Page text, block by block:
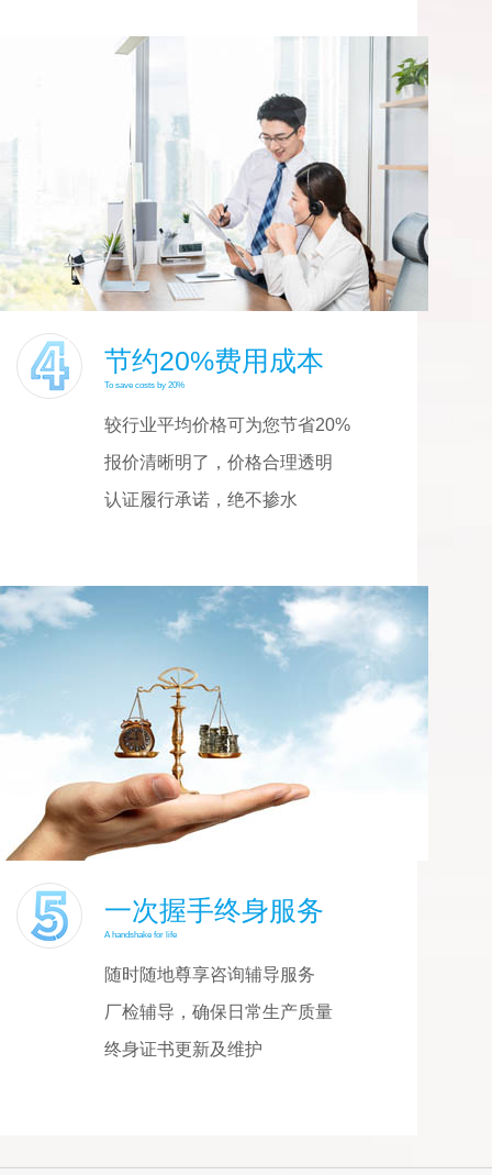
节约20%费用成本
To save costs by 20%
较行业平均价格可为您节省20%
报价清晰明了，价格合理透明
认证履行承诺，绝不掺水
一次握手终身服务
A handshake for life
随时随地尊享咨询辅导服务
厂检辅导，确保日常生产质量
终身证书更新及维护